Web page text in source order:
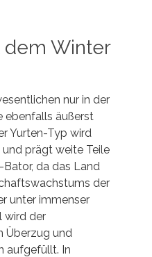
dem Winter
nur in der
ebenfalls äußerst
Yurten-Typ wird
prägt weite Teile
da das Land
der
unter immenser
wird der
Überzug und
aufgefüllt. In